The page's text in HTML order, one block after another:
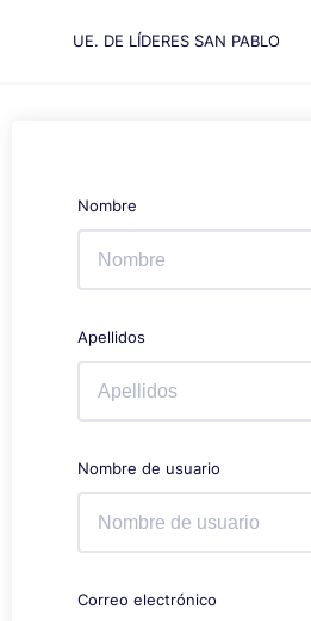
UE. DE LÍDERES SAN PABLO
Nombre
Apellidos
Nombre de usuario
Correo electrónico